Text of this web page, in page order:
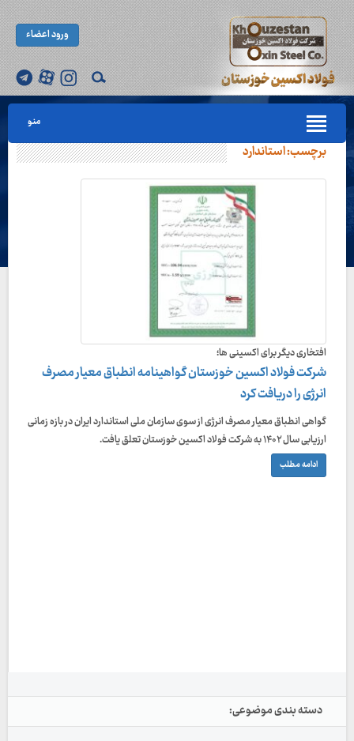
ورود اعضاء
منو
برچسب:استاندارد
افتخاری دیگر برای اکسینی ها؛
شرکت فولاد اکسین خوزستان گواهینامه انطباق معیار مصرف
انرژی را دریافت کرد
گواهی انطباق معیار مصرف انرژی از سوی سازمان ملی استاندارد ایران در بازه زمانی
ارزیابی سال ۱۴۰۲ به شرکت فولاد اکسین خوزستان تعلق یافت.
ادامه مطلب
دسته بندی موضوعی: